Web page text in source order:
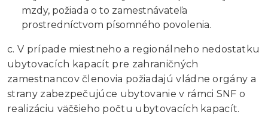
mzdy, požiada o to zamestnávateľa
prostredníctvom písomného povolenia.
c. V prípade miestneho a regionálneho nedostatku
ubytovacích kapacít pre zahraničných
zamestnancov členovia požiadajú vládne orgány a
strany zabezpečujúce ubytovanie v rámci SNF o
realizáciu väčšieho počtu ubytovacích kapacít.